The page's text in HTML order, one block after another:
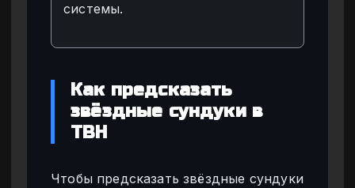
системы.
Как предсказать
звёздные сундуки в
TBH
Чтобы предсказать звёздные сундуки